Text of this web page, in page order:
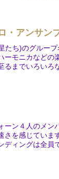
・アンサン
たち)のグルー
ーモニカなどの
までいろいろ
ーン４人のメ
さを感じていま
ィングは全員